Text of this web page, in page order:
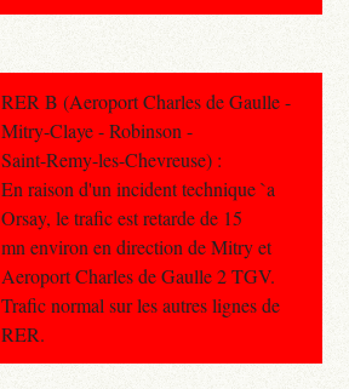
RER B (Aeroport Charles de Gaulle -
Mitry-Claye - Robinson -
Saint-Remy-les-Chevreuse) :
En raison d'un incident technique `a
Orsay, le trafic est retarde de 15
mn environ en direction de Mitry et
Aeroport Charles de Gaulle 2 TGV.
Trafic normal sur les autres lignes de
RER.